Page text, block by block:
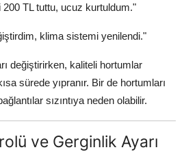
TL tuttu, ucuz kurtuldum."
klima sistemi yenilendi."
değiştirirken, kaliteli hortumlar
sürede yıpranır. Bir de hortumları
sızıntıya neden olabilir.
ve Gerginlik Ayarı